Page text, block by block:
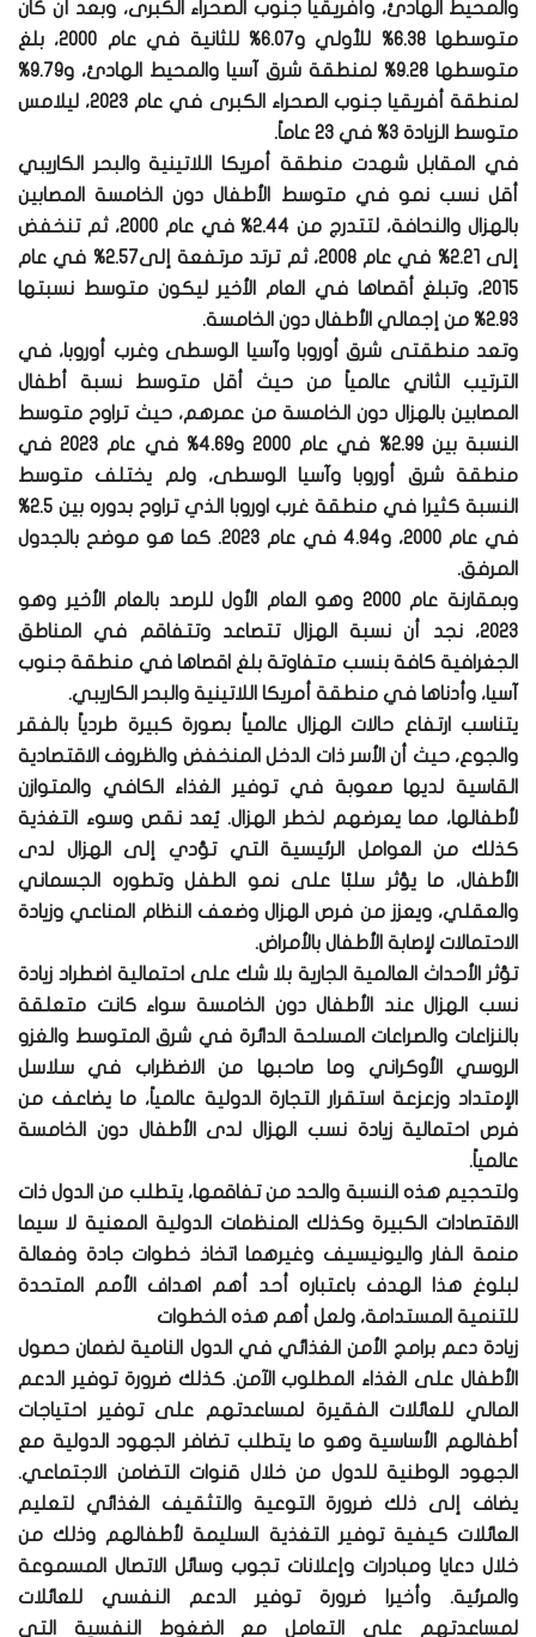
والمحيط الهادئ، وأفريقيا جنوب الصحراء الكبرى، وبعد أن كان
متوسطها 6.38% للأولي و6.07% للثانية في عام 2000، بلغ
متوسطها 9.28% لمنطقة شرق آسيا والمحيط الهادئ، و9.79%
لمنطقة أفريقيا جنوب الصحراء الكبرى في عام 2023، ليلامس
متوسط الزيادة 3% في 23 عاماً.
في المقابل شهدت منطقة أمريكا اللاتينية والبحر الكاريبي
أقل نسب نمو في متوسط الأطفال دون الخامسة المصابين
بالهزال والنحافة، لتتدرج من 2.44% في عام 2000، ثم تنخفض
إلى 2.21% في عام 2008، ثم ترتد مرتفعة إلى2.57% في عام
2015، وتبلغ أقصاها في العام الأخير ليكون متوسط نسبتها
2.93% من إجمالي الأطفال دون الخامسة.
وتعد منطقتى شرق أوروبا وآسيا الوسطى وغرب أوروبا، في
الترتيب الثاني عالمياً من حيث أقل متوسط نسبة أطفال
المصابين بالهزال دون الخامسة من عمرهم، حيث تراوح متوسط
النسبة بين 2.99% في عام 2000 و4.69% في عام 2023 في
منطقة شرق أوروبا وآسيا الوسطى، ولم يختلف متوسط
النسبة كثيرا في منطقة غرب اوروبا الذي تراوح بدوره بين 2.5%
في عام 2000، و4.94 في عام 2023. كما هو موضح بالجدول
المرفق.
وبمقارنة عام 2000 وهو العام الأول للرصد بالعام الأخير وهو
2023، نجد أن نسبة الهزال تتصاعد وتتفاقم في المناطق
الجغرافية كافة بنسب متفاوتة بلغ اقصاها في منطقة جنوب
آسيا، وأدناها في منطقة أمريكا اللاتينية والبحر الكاريبي.
يتناسب ارتفاع حالات الهزال عالمياً بصورة كبيرة طردياً بالفقر
والجوع، حيث أن الأسر ذات الدخل المنخفض والظروف الاقتصادية
القاسية لديها صعوبة في توفير الغذاء الكافي والمتوازن
لأطفالها، مما يعرضهم لخطر الهزال. يُعد نقص وسوء التغذية
كذلك من العوامل الرئيسية التي تؤدي إلى الهزال لدى
الأطفال، ما يؤثر سلبًا على نمو الطفل وتطوره الجسماني
والعقلي، ويعزز من فرص الهزال وضعف النظام المناعي وزيادة
الاحتمالات لإصابة الأطفال بالأمراض.
تؤثر الأحداث العالمية الجارية بلا شك على احتمالية اضطراد زيادة
نسب الهزال عند الأطفال دون الخامسة سواء كانت متعلقة
بالنزاعات والصراعات المسلحة الدائرة في شرق المتوسط والغزو
الروسي الأوكراني وما صاحبها من الاضظراب في سلاسل
الإمتداد وزعزعة استقرار التجارة الدولية عالمياً، ما يضاعف من
فرص احتمالية زيادة نسب الهزال لدى الأطفال دون الخامسة
عالمياً.
ولتحجيم هذه النسبة والحد من تفاقمها، يتطلب من الدول ذات
الاقتصادات الكبيرة وكذلك المنظمات الدولية المعنية لا سيما
منمة الفار واليونيسيف وغيرهما اتخاذ خطوات جادة وفعالة
لبلوغ هذا الهدف باعتباره أحد أهم اهداف الأمم المتحدة
للتنمية المستدامة، ولعل أهم هذه الخطوات
زيادة دعم برامج الأمن الغذائي في الدول النامية لضمان حصول
الأطفال على الغذاء المطلوب الآمن. كذلك ضرورة توفير الدعم
المالي للعائلات الفقيرة لمساعدتهم على توفير احتياجات
أطفالهم الأساسية وهو ما يتطلب تضافر الجهود الدولية مع
الجهود الوطنية للدول من خلال قنوات التضامن الاجتماعي.
يضاف إلى ذلك ضرورة التوعية والتثقيف الغذائي لتعليم
العائلات كيفية توفير التغذية السليمة لأطفالهم وذلك من
خلال دعايا ومبادرات وإعلانات تجوب وسائل الاتصال المسموعة
والمرئية. وأخيرا ضرورة توفير الدعم النفسي للعائلات
لمساعدتهم على التعامل مع الضغوط النفسية التي